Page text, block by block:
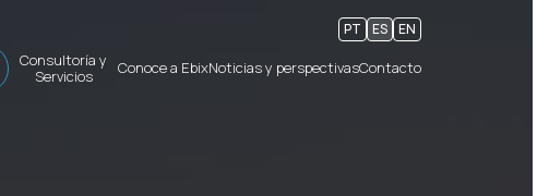
Consultoría y
Servicios
Conoce a EbixNoticias y perspectivasContacto
PT ES EN